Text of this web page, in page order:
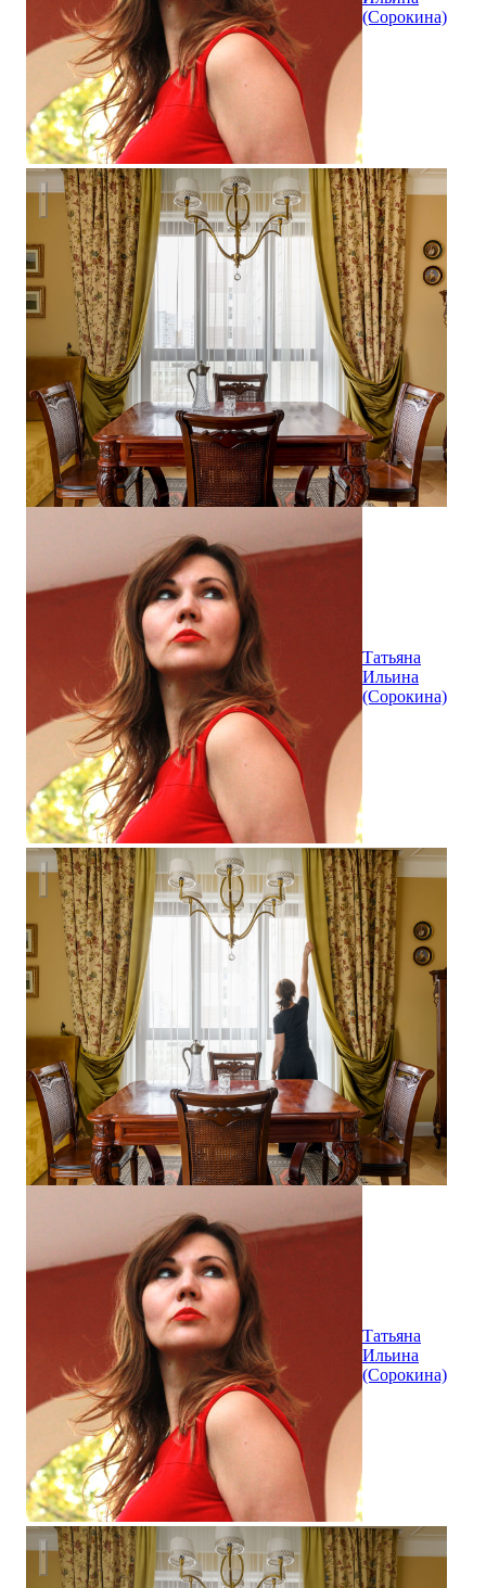
(Сорокина)
Квартира с историей
Татьяна
Ильина
(Сорокина)
Квартира с историей
Татьяна
Ильина
(Сорокина)
Квартира с историей